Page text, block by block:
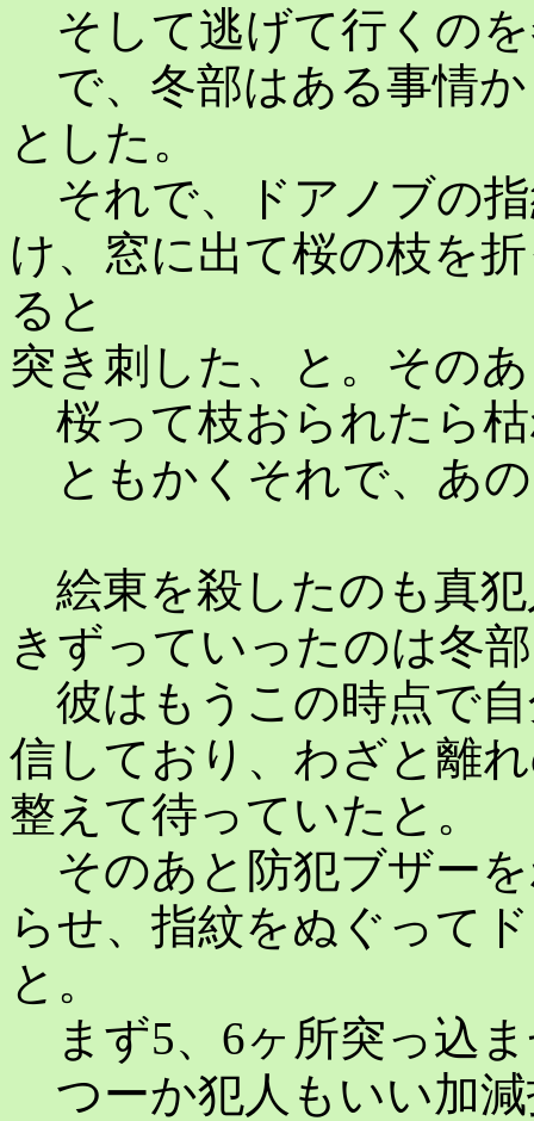
そして逃げて行くの
で、冬部はある事情
とした。
それで、ドアノブの
け、窓に出て桜の枝を
ると
突き刺した、と。その
桜って枝おられたら
ともかくそれで、あ
絵東を殺したのも真
きずっていったのは冬
彼はもうこの時点で
信しており、わざと離
整えて待っていたと。
そのあと防犯ブザー
らせ、指紋をぬぐって
と。
まず5、6ヶ所突っ込
つーか犯人もいい加